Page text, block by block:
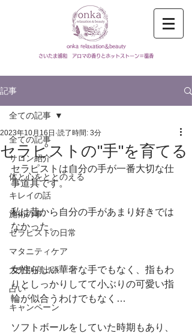
onka relaxation＆beauty
​さいたま浦和 アロマの香りとホットストーン＝温香
記事
全ての記事
サロン紹介
体と心をととのえる
キレイの話
施術の事
セラピストの日常
マタニティケア
大分別府出張
占い
キャンペーン
全ての記事
セラピストの"手"を育てる
2023年10月16日 読了時間: 3分
セラピストは自分の手が一番大切な仕
事道具です。
私は昔から自分の手があまり好きでは
なかった。
女性らしい華奢な手でもなく、指もわ
りとしっかりしてて小ぶりの可愛い指
輪が似合うわけでもなく…
ソフトボールをしていた時期もあり、